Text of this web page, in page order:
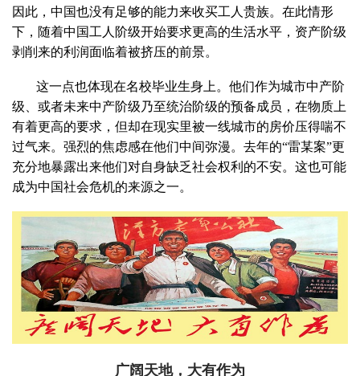
因此，中国也没有足够的能力来收买工人贵族。在此情形
下，随着中国工人阶级开始要求更高的生活水平，资产阶级
剥削来的利润面临着被挤压的前景。
这一点也体现在名校毕业生身上。他们作为城市中产阶
级、或者未来中产阶级乃至统治阶级的预备成员，在物质上
有着更高的要求，但却在现实里被一线城市的房价压得喘不
过气来。强烈的焦虑感在他们中间弥漫。去年的“雷某案”更
充分地暴露出来他们对自身缺乏社会权利的不安。这也可能
成为中国社会危机的来源之一。
广阔天地，大有作为